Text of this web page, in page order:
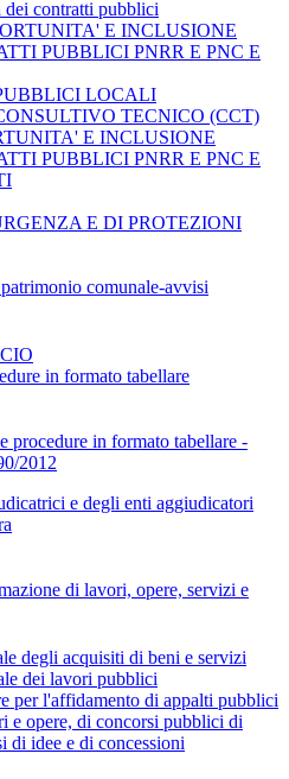
contratti pubblici
E INCLUSIONE
PUBBLICI PNRR E PNC E
LOCALI
TECNICO (CCT)
E INCLUSIONE
PUBBLICI PNRR E PNC E
E DI PROTEZIONI
comunale-avvisi
in formato tabellare
procedure in formato tabellare -
2012
e degli enti aggiudicatori
di lavori, opere, servizi e
degli acquisiti di beni e servizi
dei lavori pubblici
per l'affidamento di appalti pubblici
e opere, di concorsi pubblici di
di idee e di concessioni